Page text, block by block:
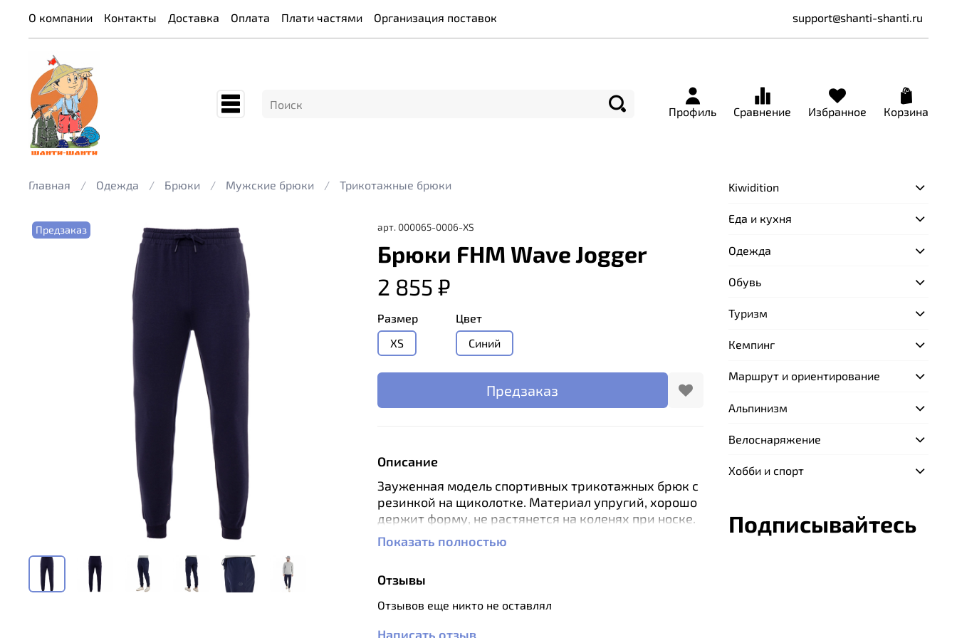
О компании Контакты Доставка Оплата Плати частями Организация поставок support@shanti-shanti.ru
Профиль Сравнение Избранное Корзина
Главная Одежда Брюки Мужские брюки Трикотажные брюки
Предзаказ арт. 000065-0006-XS
Брюки FHM Wave Jogger
2 855 ₽
Размер
XS
Цвет
Синий
Предзаказ
Описание
Зауженная модель спортивных трикотажных брюк с
резинкой на щиколотке. Материал упругий, хорошо
держит форму, не растянется на коленях при носке.
Конструктивные особенности:
- Регулировка пояса
- 2 кармана
- Манжеты по низу
Показать полностью
Отзывы
Отзывов еще никто не оставлял
Написать отзыв
Kiwidition
Еда и кухня
Одежда
Обувь
Туризм
Кемпинг
Маршрут и ориентирование
Альпинизм
Велоснаряжение
Хобби и спорт
Подписывайтесь